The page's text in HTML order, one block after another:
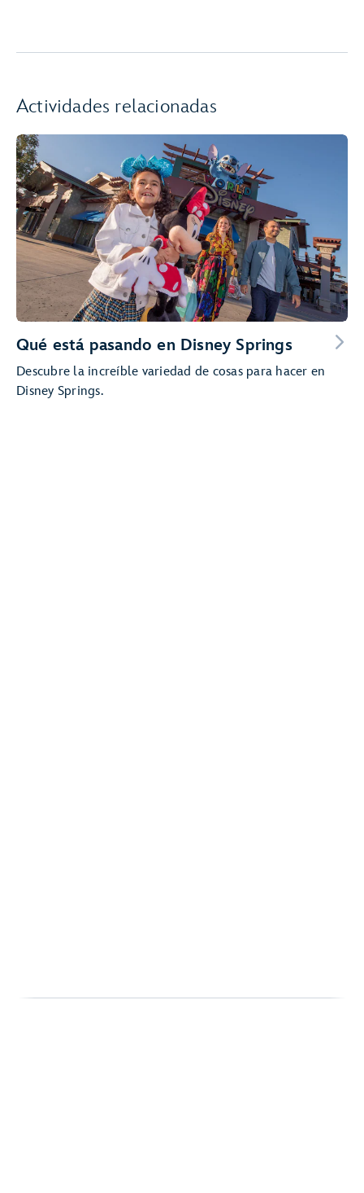
Actividades relacionadas
Qué está pasando en Disney Springs
Descubre la increíble variedad de cosas para hacer en
Disney Springs.